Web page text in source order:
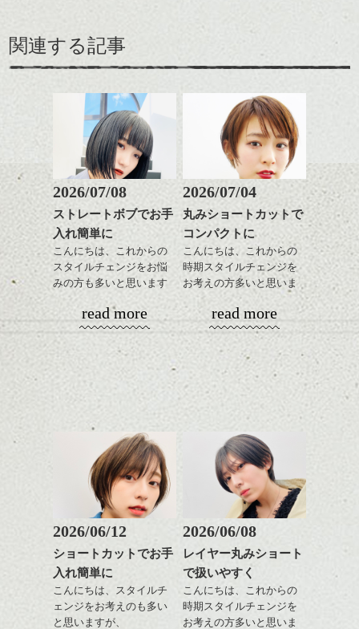
関連する記事
2026/07/08
ストレートボブでお手
入れ簡単に
こんにちは、これからの
スタイルチェンジをお悩
みの方も多いと思います
が、
やっぱりボブでお手入れ
しやすいスタイルだと毎
日のスタイリングも簡単
さを残したボブは雰囲気
も出しやすくていろいろ
おすすめですね。
前髪もやや重めにカット
してラインを強調するの
もこれからは良い感じで
す、
目元が引き締まった印象
に。
read more
2026/07/04
丸みショートカットで
コンパクトに
こんにちは、これからの
時期スタイルチェンジを
お考えの方多いと思いま
す。
コンパクトなフォルムが
全体のバランスを良く見
せてくれる効果もあり、
いろんなシーンに雰囲気
をだしやすくスタイリン
グも簡単で良いので朝の
そんなショートカット。
軽めの前髪で透け感を演
出できるので、
この時期とてもおすすめ
ですよ。
read more
2026/06/12
ショートカットでお手
入れ簡単に
こんにちは、スタイルチ
ェンジをお考えのも多い
と思いますが、
2026/06/08
レイヤー丸みショート
で扱いやすく
こんにちは、これからの
時期スタイルチェンジを
お考えの方多いと思いま